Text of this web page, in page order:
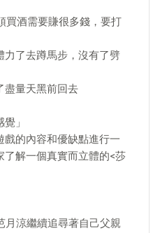
買酒需要賺很多錢，要打
力了去蹲馬步，沒有了劈
盡量天黑前回去
」
的內容和優缺點進行一
解一個真實而立體的<莎
月涼繼續追尋著自己父親